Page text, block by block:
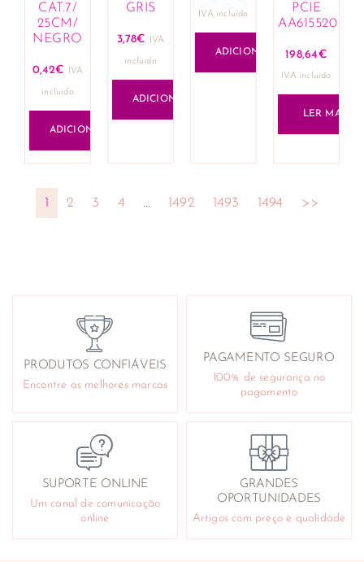
CAT.7/
25CM/
NEGRO
0,42€ IVA
incluido
ADICIONAR
GRIS
3,78€ IVA
incluido
ADICIONAR
IVA incluido
ADICIONAR
PCIE
AA615520
198,64€
IVA incluido
LER MAIS
1 2 3 4 … 1492 1493 1494 >>
PRODUTOS CONFIÁVEIS
Encontre as melhores marcas
PAGAMENTO SEGURO
100% de segurança no
pagamento
SUPORTE ONLINE
Um canal de comunicação
online
GRANDES
OPORTUNIDADES
Artigos com preço e qualidade